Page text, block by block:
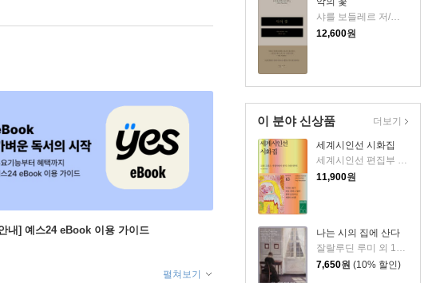
샤를 보들레르 저/황현산 역
12,600원
이 분야 신상품
세계시인선 시화집
세계시인선 편집부 편/호라티우스 등저/파울 클레 그림
11,900원
나는 시의 집에 산다
7,650원 (10% 할인)
더보기
내] 예스24 eBook 이용 가이드
펼쳐보기